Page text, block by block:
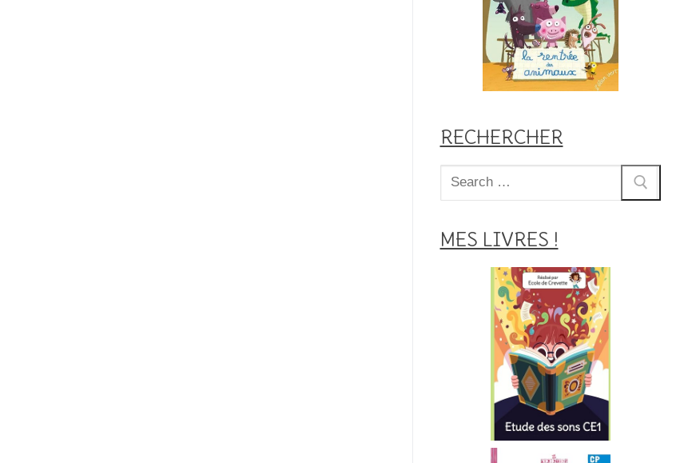
RECHERCHER
Rechercher
:
MES LIVRES !